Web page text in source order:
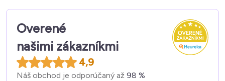
Overené
našimi zákazníkmi
4,9
Náš obchod je odporúčaný až 98 %